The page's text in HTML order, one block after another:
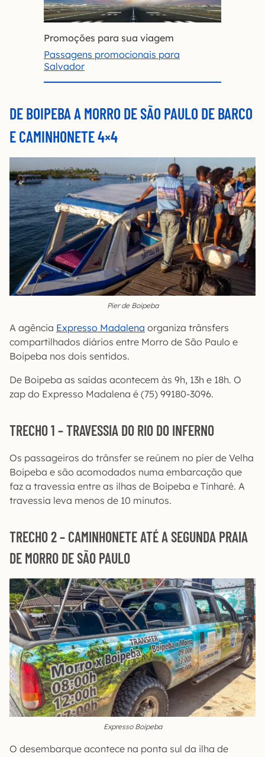
Promoções para sua viagem
Passagens promocionais para
Salvador
DE BOIPEBA A MORRO DE SÃO PAULO DE BARCO
E CAMINHONETE 4×4
Píer de Boipeba
A agência Expresso Madalena organiza trânsfers
compartilhados diários entre Morro de São Paulo e
Boipeba nos dois sentidos.
De Boipeba as saídas acontecem às 9h, 13h e 18h. O
zap do Expresso Madalena é (75) 99180-3096.
TRECHO 1 – TRAVESSIA DO RIO DO INFERNO
Os passageiros do trânsfer se reúnem no píer de Velha
Boipeba e são acomodados numa embarcação que
faz a travessia entre as ilhas de Boipeba e Tinharé. A
travessia leva menos de 10 minutos.
TRECHO 2 – CAMINHONETE ATÉ A SEGUNDA PRAIA
DE MORRO DE SÃO PAULO
Expresso Boipeba
O desembarque acontece na ponta sul da ilha de